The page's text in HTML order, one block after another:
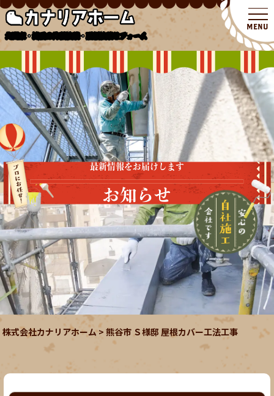
北関東・埼玉の外壁塗装・屋根塗装リフォーム
最新情報をお届けします
お知らせ
株式会社カナリアホーム>熊谷市 Ｓ様邸 屋根カバー工法工事